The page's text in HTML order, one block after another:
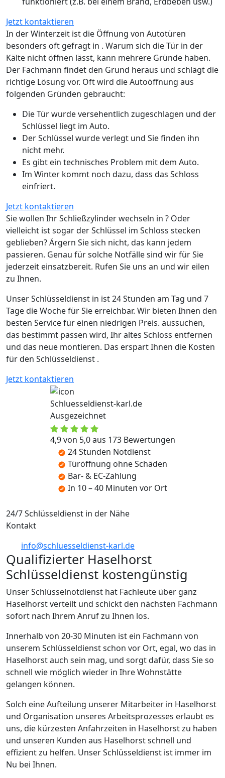
Jetzt kontaktieren
In der Winterzeit ist die Öffnung von Autotüren
besonders oft gefragt in . Warum sich die Tür in der
Kälte nicht öffnen lässt, kann mehrere Gründe haben.
Der Fachmann findet den Grund heraus und schlägt die
richtige Lösung vor. Oft wird die Autoöffnung aus
folgenden Gründen gebraucht:
Die Tür wurde versehentlich zugeschlagen und der
Schlüssel liegt im Auto.
Der Schlüssel wurde verlegt und Sie finden ihn
nicht mehr.
Es gibt ein technisches Problem mit dem Auto.
Im Winter kommt noch dazu, dass das Schloss
einfriert.
Jetzt kontaktieren
Sie wollen Ihr Schließzylinder wechseln in ? Oder
vielleicht ist sogar der Schlüssel im Schloss stecken
geblieben? Ärgern Sie sich nicht, das kann jedem
passieren. Genau für solche Notfälle sind wir für Sie
jederzeit einsatzbereit. Rufen Sie uns an und wir eilen
zu Ihnen.
Unser Schlüsseldienst in ist 24 Stunden am Tag und 7
Tage die Woche für Sie erreichbar. Wir bieten Ihnen den
besten Service für einen niedrigen Preis. aussuchen,
das bestimmt passen wird, Ihr altes Schloss entfernen
und das neue montieren. Das erspart Ihnen die Kosten
für den Schlüsseldienst .
Jetzt kontaktieren
Schluesseldienst-karl.de
Ausgezeichnet
4,9 von 5,0 aus 173 Bewertungen
24 Stunden Notdienst
Türöffnung ohne Schäden
Bar- & EC-Zahlung
In 10 – 40 Minuten vor Ort
24/7 Schlüsseldienst in der Nähe
Kontakt
info@schluesseldienst-karl.de
Qualifizierter Haselhorst
Schlüsseldienst kostengünstig
Unser Schlüsselnotdienst hat Fachleute über ganz
Haselhorst verteilt und schickt den nächsten Fachmann
sofort nach Ihrem Anruf zu Ihnen los.
Innerhalb von 20-30 Minuten ist ein Fachmann von
unserem Schlüsseldienst schon vor Ort, egal, wo das in
Haselhorst auch sein mag, und sorgt dafür, dass Sie so
schnell wie möglich wieder in Ihre Wohnstätte
gelangen können.
Solch eine Aufteilung unserer Mitarbeiter in Haselhorst
und Organisation unseres Arbeitsprozesses erlaubt es
uns, die kürzesten Anfahrzeiten in Haselhorst zu haben
und unseren Kunden aus Haselhorst schnell und
effizient zu helfen. Unser Schlüsseldienst ist immer im
Nu bei Ihnen.